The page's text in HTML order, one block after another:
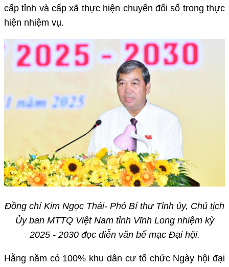
cấp tỉnh và cấp xã thực hiện chuyển đổi số trong thực
hiện nhiệm vụ.
Đồng chí Kim Ngọc Thái- Phó Bí thư Tỉnh ủy, Chủ tịch
Ủy ban MTTQ Việt Nam tỉnh Vĩnh Long nhiệm kỳ
2025 - 2030 đọc diễn văn bế mạc Đại hội.
Hằng năm có 100% khu dân cư tổ chức Ngày hội đại